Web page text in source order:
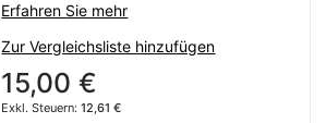
Erfahren Sie mehr
Zur Vergleichsliste hinzufügen
15,00 €
12,61 €